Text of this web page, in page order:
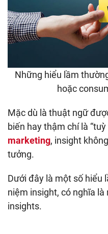
Những hiểu lầm
hoặc
Mặc dù là thuật ngữ
biến hay thậm chí là “tuỳ
marketing, insight
tưởng.
Dưới đây là một số hiểu
niệm insight, có nghĩa là
insights.